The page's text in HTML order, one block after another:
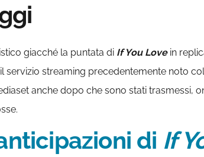
giacché la puntata di If You Lovein
servizio streaming precedentemente noto
anche dopo che sono stati trasmessi,
di If